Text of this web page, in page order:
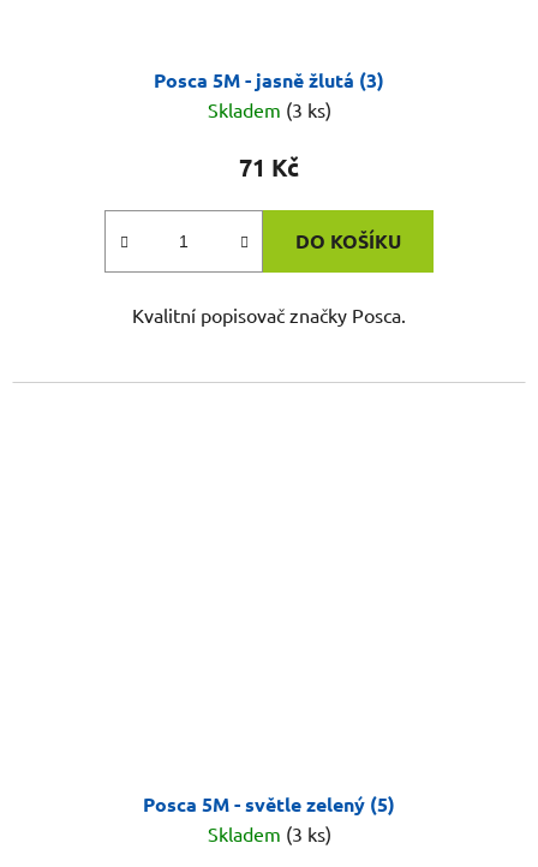
Posca 5M - jasně žlutá (3)
Skladem (3 ks)
71 Kč
DO KOŠÍKU
Kvalitní popisovač značky Posca.
Posca 5M - světle zelený (5)
Skladem (3 ks)